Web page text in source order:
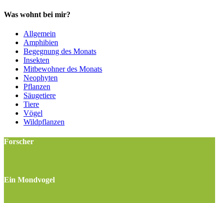
Was wohnt bei mir?
Allgemein
Amphibien
Begegnung des Monats
Insekten
Mitbewohner des Monats
Neophyten
Pflanzen
Säugetiere
Tiere
Vögel
Wildpflanzen
Forscher
Ein Mondvogel